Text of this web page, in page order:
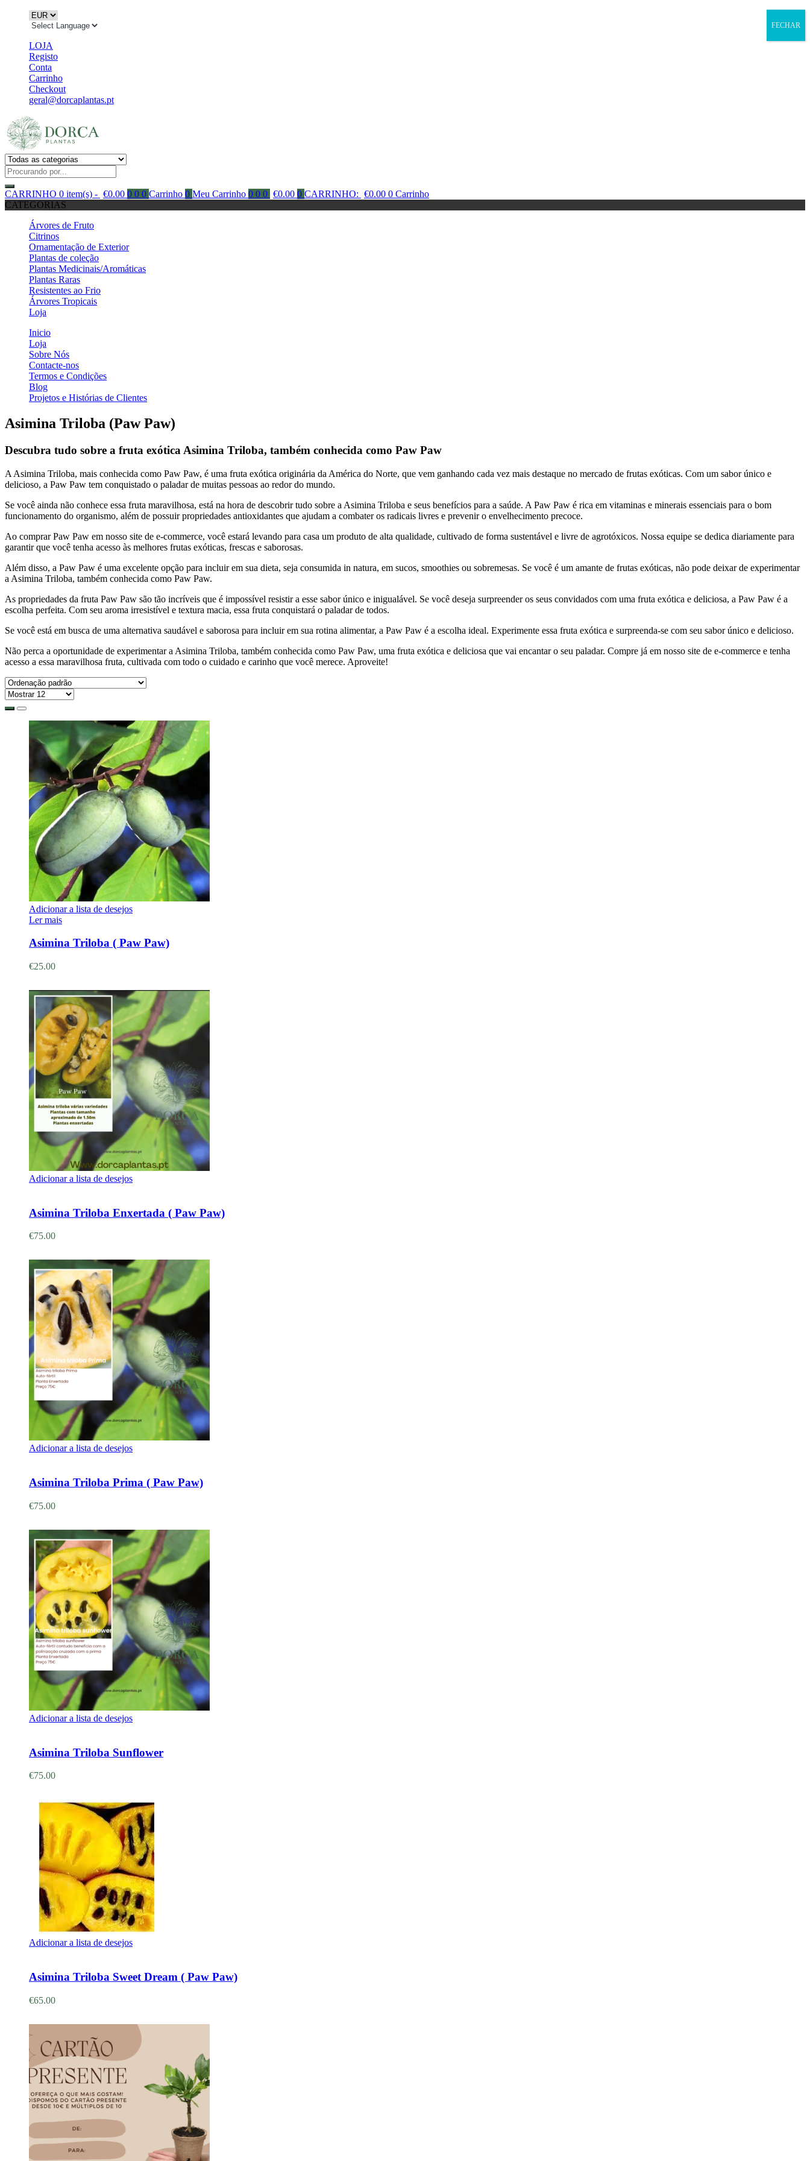
LOJA
Registo
Conta
Carrinho
Checkout
geral@dorcaplantas.pt
CARRINHO 0 item(s) - €0.00 0 0 0 Carrinho 0 Meu Carrinho 0 0 0 €0.00 0 CARRINHO: €0.00 0 Carrinho
CATEGORIAS
Árvores de Fruto
Citrinos
Ornamentação de Exterior
Plantas de coleção
Plantas Medicinais/Aromáticas
Plantas Raras
Resistentes ao Frio
Árvores Tropicais
Loja
Inicio
Loja
Sobre Nós
Contacte-nos
Termos e Condições
Blog
Projetos e Histórias de Clientes
Asimina Triloba (Paw Paw)
Descubra tudo sobre a fruta exótica Asimina Triloba, também conhecida como Paw Paw
A Asimina Triloba, mais conhecida como Paw Paw, é uma fruta exótica originária da América do Norte, que vem ganhando cada vez mais destaque no mercado de frutas exóticas. Com um sabor único e
delicioso, a Paw Paw tem conquistado o paladar de muitas pessoas ao redor do mundo.
Se você ainda não conhece essa fruta maravilhosa, está na hora de descobrir tudo sobre a Asimina Triloba e seus benefícios para a saúde. A Paw Paw é rica em vitaminas e minerais essenciais para o bom
funcionamento do organismo, além de possuir propriedades antioxidantes que ajudam a combater os radicais livres e prevenir o envelhecimento precoce.
Ao comprar Paw Paw em nosso site de e-commerce, você estará levando para casa um produto de alta qualidade, cultivado de forma sustentável e livre de agrotóxicos. Nossa equipe se dedica diariamente para
garantir que você tenha acesso às melhores frutas exóticas, frescas e saborosas.
Além disso, a Paw Paw é uma excelente opção para incluir em sua dieta, seja consumida in natura, em sucos, smoothies ou sobremesas. Se você é um amante de frutas exóticas, não pode deixar de experimentar
a Asimina Triloba, também conhecida como Paw Paw.
As propriedades da fruta Paw Paw são tão incríveis que é impossível resistir a esse sabor único e inigualável. Se você deseja surpreender os seus convidados com uma fruta exótica e deliciosa, a Paw Paw é a
escolha perfeita. Com seu aroma irresistível e textura macia, essa fruta conquistará o paladar de todos.
Se você está em busca de uma alternativa saudável e saborosa para incluir em sua rotina alimentar, a Paw Paw é a escolha ideal. Experimente essa fruta exótica e surpreenda-se com seu sabor único e delicioso.
Não perca a oportunidade de experimentar a Asimina Triloba, também conhecida como Paw Paw, uma fruta exótica e deliciosa que vai encantar o seu paladar. Compre já em nosso site de e-commerce e tenha
acesso a essa maravilhosa fruta, cultivada com todo o cuidado e carinho que você merece. Aproveite!
Adicionar a lista de desejos
Ler mais
Asimina Triloba ( Paw Paw)
€25.00
Adicionar a lista de desejos
Asimina Triloba Enxertada ( Paw Paw)
€75.00
Adicionar a lista de desejos
Asimina Triloba Prima ( Paw Paw)
€75.00
Adicionar a lista de desejos
Asimina Triloba Sunflower
€75.00
Adicionar a lista de desejos
Asimina Triloba Sweet Dream ( Paw Paw)
€65.00
FECHAR